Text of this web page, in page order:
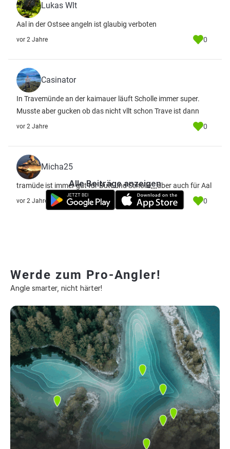
Lukas Wlt
Aal in der Ostsee angeln ist glaubig verboten
vor 2 Jahre 0
Casinator
In Travemünde an der kaimauer läuft Scholle immer super.
Musste aber gucken ob das nicht vllt schon Trave ist dann
vor 2 Jahre 0
Micha25
tramüde ist immer gut für Butt und Scholle,,,,aber auch für Aal
vor 2 Jahre 0
Alle Beiträge anzeigen
Werde zum Pro-Angler!
Angle smarter, nicht härter!